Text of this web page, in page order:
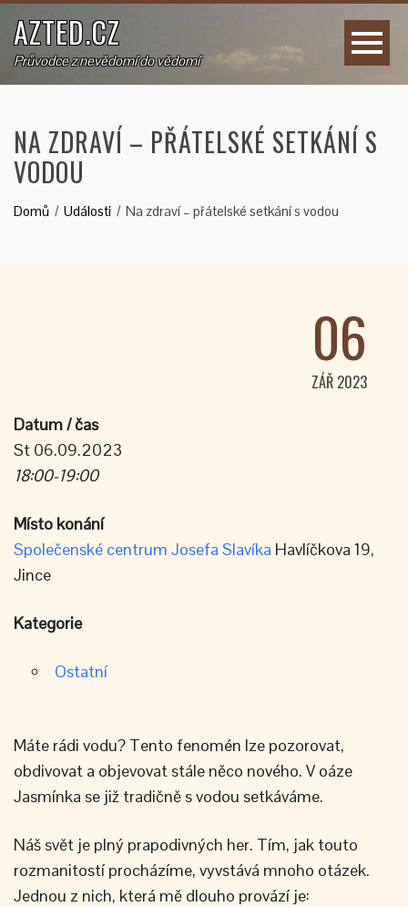
AZTED.CZ
Průvodce z nevědomí do vědomí
NA ZDRAVÍ – PŘÁTELSKÉ SETKÁNÍ S
VODOU
Domů Události Na zdraví – přátelské setkání s vodou
06
ZÁŘ 2023
Datum / čas
St 06.09.2023
18:00-19:00
Místo konání
Společenské centrum Josefa Slavíka Havlíčkova 19,
Jince
Kategorie
Ostatní
Máte rádi vodu? Tento fenomén lze pozorovat,
obdivovat a objevovat stále něco nového. V oáze
Jasmínka se již tradičně s vodou setkáváme.
Náš svět je plný prapodivných her. Tím, jak touto
rozmanitostí procházíme, vyvstává mnoho otázek.
Jednou z nich, která mě dlouho provází je: